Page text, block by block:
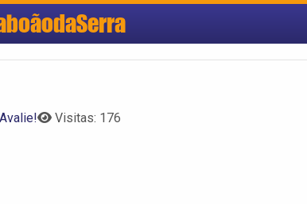
Avalie! Visitas: 176